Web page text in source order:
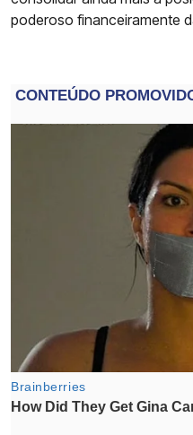
poderoso financeiramente